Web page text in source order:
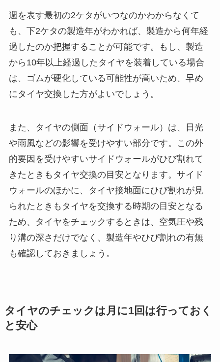
週を表す最初の2ケタがいつなのかわからなくて
も、下2ケタの製造年がわかれば、製造から何年経
過したのか把握することが可能です。もし、製造
から10年以上経過したタイヤを装着している場合
は、ゴムが硬化している可能性が高いため、早め
にタイヤ交換した方がよいでしょう。
また、タイヤの側面（サイドウォール）は、日光
や雨風などの影響を受けやすい部分です。この外
的要因を受けやすいサイドウォールがひび割れて
きたときもタイヤ交換の目安となります。サイド
ウォールのほかに、タイヤ接地面にひび割れが見
られたときもタイヤを交換する時期の目安となる
ため、タイヤをチェックするときは、空気圧や残
り溝の深さだけでなく、製造年やひび割れの有無
も確認しておきましょう。
タイヤのチェックは月に1回は行っておく
と安心